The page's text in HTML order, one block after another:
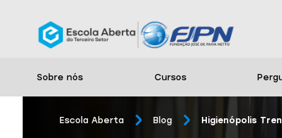
Sobre nós Cursos
Escola Aberta Blog Higienópolis